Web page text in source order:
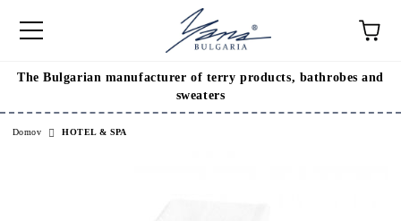
The Bulgarian manufacturer of terry products, bathrobes and
sweaters
Domov HOTEL & SPA